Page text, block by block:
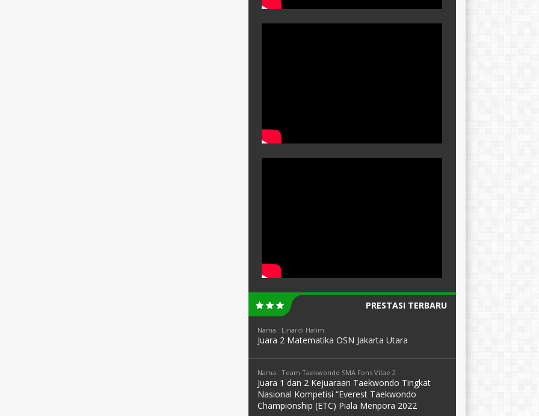
PRESTASI TERBARU
Nama : Linardi Halim
Juara 2 Matematika OSN Jakarta Utara
Nama : Team Taekwondo SMA Fons Vitae 2
Juara 1 dan 2 Kejuaraan Taekwondo Tingkat
Nasional Kompetisi “Everest Taekwondo
Championship (ETC) Piala Menpora 2022